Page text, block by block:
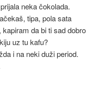
neka čokolada.
tipa, pola sata
da bi ti sad dobro
uz tu kafu?
i na neki duži period.